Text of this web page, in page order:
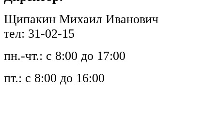
Щипакин Михаил Иванович
тел: 31-02-15
пн.-чт.: с 8:00 до 17:00
пт.: с 8:00 до 16:00